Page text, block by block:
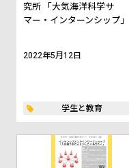
究所 「大気海洋科学サ
マー・インターンシップ」
2022年5月12日
学生と教育